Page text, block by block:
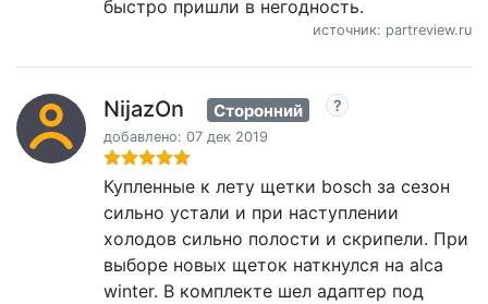
быстро пришли в негодность.
источник: partreview.ru
NijazOn Сторонний
добавлено: 07 дек 2019
Купленные к лету щетки bosch за сезон
сильно устали и при наступлении
холодов сильно полости и скрипели. При
выборе новых щеток наткнулся на alca
winter. В комплекте шел адаптер под